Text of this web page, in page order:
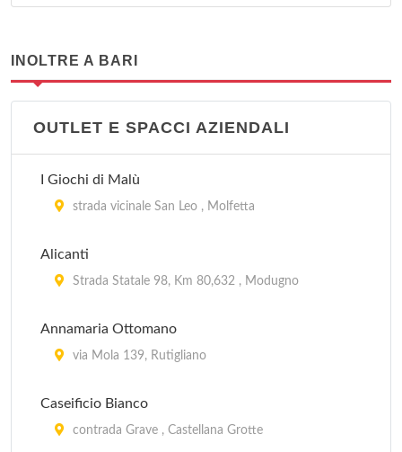
INOLTRE A BARI
OUTLET E SPACCI AZIENDALI
I Giochi di Malù
strada vicinale San Leo , Molfetta
Alicanti
Strada Statale 98, Km 80,632 , Modugno
Annamaria Ottomano
via Mola 139, Rutigliano
Caseificio Bianco
contrada Grave , Castellana Grotte